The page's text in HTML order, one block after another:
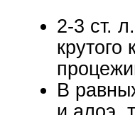
2-3 ст.
крутого
В